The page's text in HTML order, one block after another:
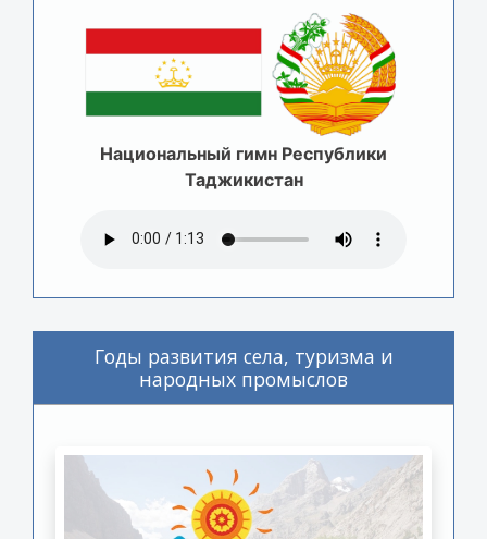
Национальный гимн Республики
Таджикистан
Годы развития села, туризма и
народных промыслов